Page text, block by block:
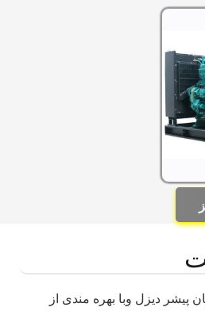
دیزل وبا بهره مندی از